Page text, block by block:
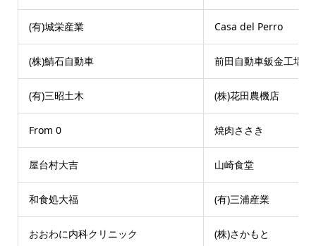
(有)城栄産業 Casa del Perro
(株)鯖石自動車 前田自動車鈑金工場
(有)三昭土木 (株)花田農機店
From 0 焼肉ささき
屋台村大吉 山崎食堂
和食処大福 (有)三浦産業
おおわに内科クリニック (株)さかもと